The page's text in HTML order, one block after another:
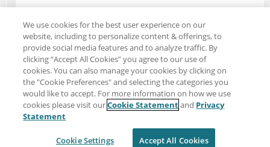
Partager : Courriel
Twitter
Clause de non-responsabilité
Intimité
We use cookies for the best user experience on our
website, including to personalize content & offerings, to
provide social media features and to analyze traffic. By
clicking “Accept All Cookies” you agree to our use of
cookies. You can also manage your cookies by clicking on
the "Cookie Preferences" and selecting the categories you
would like to accept. For more information on how we use
cookies please visit ourCookie Statementand Privacy
Statement
Cookie Settings Accept All Cookies